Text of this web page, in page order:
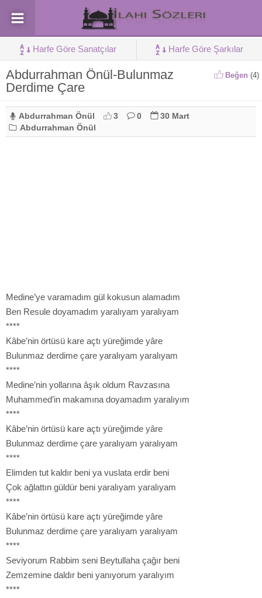
Harfe Göre Sanatçılar Harfe Göre Şarkılar
Abdurrahman Önül-Bulunmaz
Derdime Çare
Beğen (4)
Abdurrahman Önül 3 0
30 Mart
Abdurrahman Önül
Medine’ye varamadım gül kokusun alamadım
Ben Resule doyamadım yaralıyam yaralıyam
****
Kâbe’nin örtüsü kare açtı yüreğimde yâre
Bulunmaz derdime çare yaralıyam yaralıyam
****
Medine’nin yollarına âşık oldum Ravzasına
Muhammed’in makamına doyamadım yaralıyım
****
Kâbe’nin örtüsü kare açtı yüreğimde yâre
Bulunmaz derdime çare yaralıyam yaralıyam
****
Elimden tut kaldır beni ya vuslata erdir beni
Çok ağlattın güldür beni yaralıyam yaralıyam
****
Kâbe’nin örtüsü kare açtı yüreğimde yâre
Bulunmaz derdime çare yaralıyam yaralıyam
****
Seviyorum Rabbim seni Beytullaha çağır beni
Zemzemine daldır beni yanıyorum yaralıyım
****